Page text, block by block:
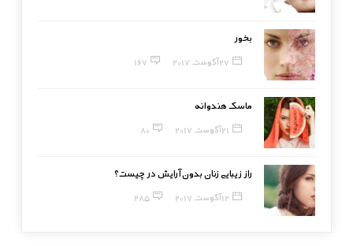
بخور
27 آگوست, 2017 167
ماسک هندوانه
21 آگوست, 2017 80
راز زیبایی زنان بدون آرایش در چیست؟
12 آگوست, 2017 285